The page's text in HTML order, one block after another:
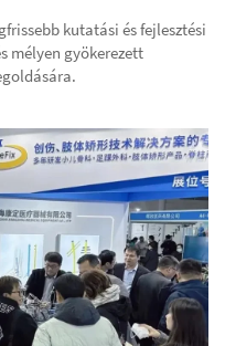
kutatási és fejlesztési
mélyen gyökerezett